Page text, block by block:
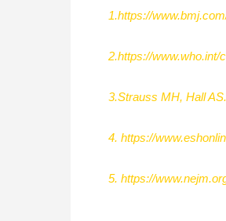
1.https://
2.https://www.who.int/
3.Strauss MH, Hall
4. https://
5. https://